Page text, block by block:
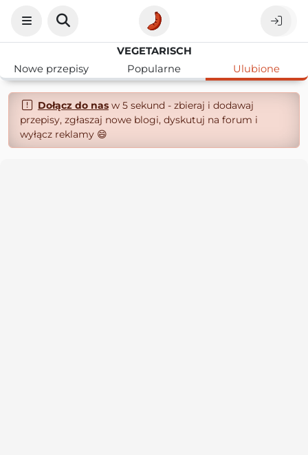
VEGETARISCH
Nowe przepisy
Popularne Ulubione
Dołącz do nasw 5 sekund - zbieraj i dodawaj
przepisy, zgłaszaj nowe blogi, dyskutuj na forum i
wyłącz reklamy 😄